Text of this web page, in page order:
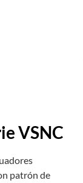
VSNC
patrón de